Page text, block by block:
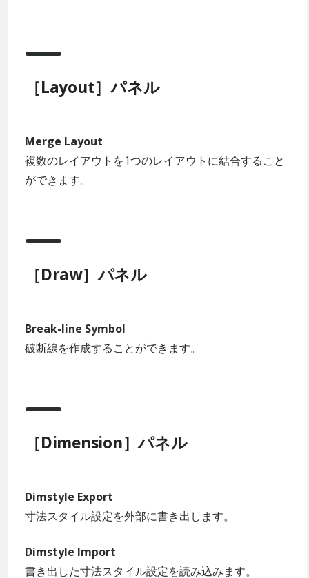
［Layout］パネル
Merge Layout
複数のレイアウトを1つのレイアウトに結合すること
ができます。
［Draw］パネル
Break-line Symbol
破断線を作成することができます。
［Dimension］パネル
Dimstyle Export
寸法スタイル設定を外部に書き出します。
Dimstyle Import
書き出した寸法スタイル設定を読み込みます。